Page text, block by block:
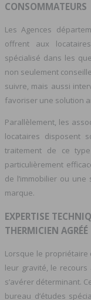
CONSOMMATEURS
Les Agences
offrent aux
spécialisé dans les
non seulement
suivre, mais aussi
favoriser une solution
Parallèlement, les
locataires disposent
traitement de ce
particulièrement
de l’immobilier ou
marque.
EXPERTISE
THERMICIEN AGRÉÉ
Lorsque le
leur gravité, le
s’avérer déterminant.
bureau d’études